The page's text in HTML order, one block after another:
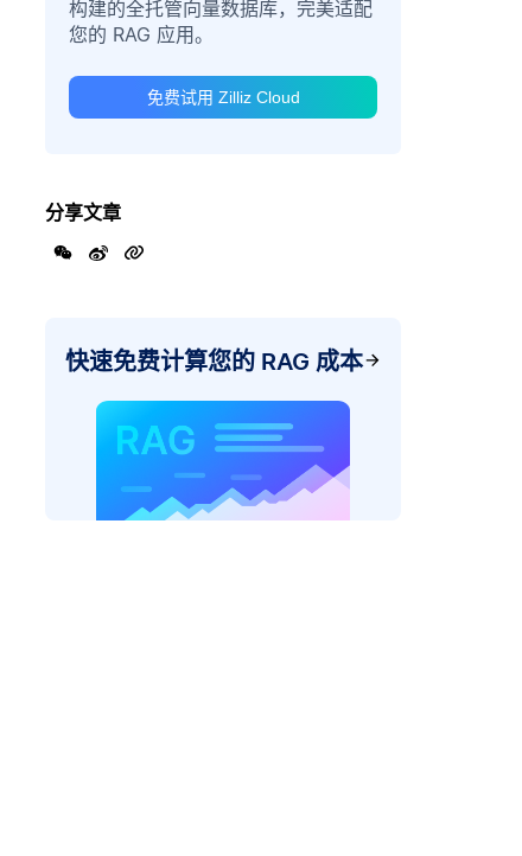
构建的全托管向量数据库，完美适配
您的 RAG 应用。
免费试用 Zilliz Cloud
分享文章
快速免费计算您的 RAG 成本